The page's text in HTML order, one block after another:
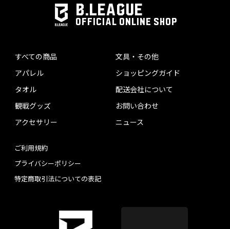
B.LEAGUE
OFFICIAL ONLINE SHOP
すべての商品
アパレル
タオル
観戦グッズ
アクセサリー
文具・その他
ショッピングガイド
配送会社について
お問い合わせ
ニュース
ご利用規約
プライバシーポリシー
特定商取引法についての表記